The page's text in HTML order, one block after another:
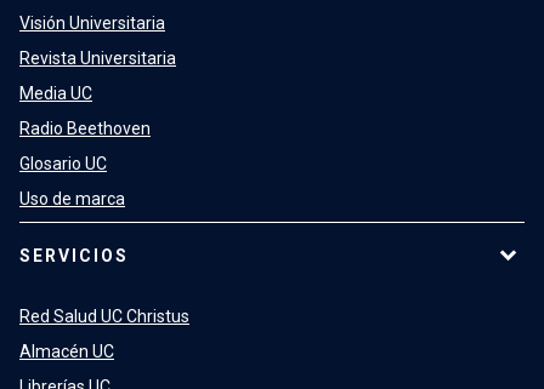
Visión Universitaria
Revista Universitaria
Media UC
Radio Beethoven
Glosario UC
Uso de marca
SERVICIOS
Red Salud UC Christus
Almacén UC